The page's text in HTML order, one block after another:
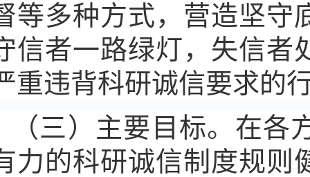
等多种方式，营造坚守
信者一路绿灯，失信者
重违背科研诚信要求的
（三）主要目标。在
力的科研诚信制度规则